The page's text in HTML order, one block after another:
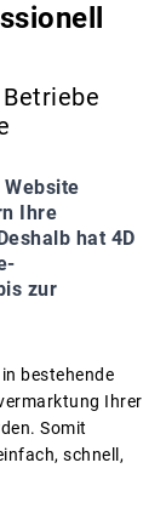
Ihre
hat 4D
zur
bestehende
Ihrer
Somit
schnell,